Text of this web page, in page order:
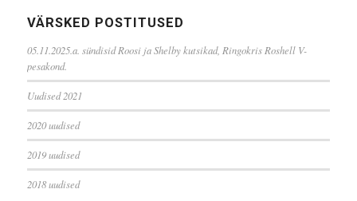
VÄRSKED POSTITUSED
05.11.2025.a. sündisid Roosi ja Shelby kutsikad, Ringokris Roshell V-
pesakond.
Uudised 2021
2020 uudised
2019 uudised
2018 uudised